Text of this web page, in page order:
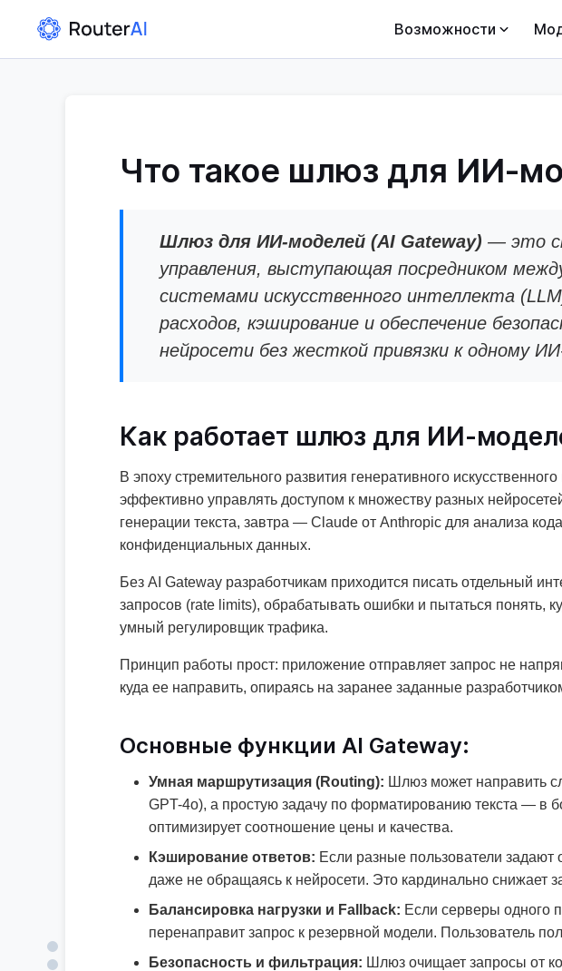
Возможности
Что такое шлюз для ИИ-
Шлюз для ИИ-моделей (AI Gateway) — это
управления, выступающая посредником
системами искусственного интеллекта
расходов, кэширование и обеспечение
нейросети без жесткой привязки к одному
Как работает шлюз для ИИ-
В эпоху стремительного развития генеративного
эффективно управлять доступом к множеству разных
генерации текста, завтра — Claude от Anthropic для анализа
конфиденциальных данных.
Без AI Gateway разработчикам приходится писать отдельный
запросов (rate limits), обрабатывать ошибки и пытаться
умный регулировщик трафика.
Принцип работы прост: приложение отправляет запрос не
куда ее направить, опираясь на заранее заданные
Основные функции AI Gateway:
Умная маршрутизация (Routing): Шлюз может направить
GPT-4o), а простую задачу по форматированию текста —
оптимизирует соотношение цены и качества.
Кэширование ответов: Если разные пользователи
даже не обращаясь к нейросети. Это кардинально снижает
Балансировка нагрузки и Fallback: Если серверы одного
перенаправит запрос к резервной модели. Пользователь
Безопасность и фильтрация: Шлюз очищает запросы от